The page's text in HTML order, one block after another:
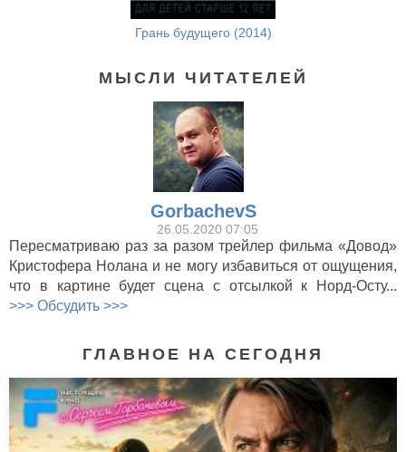
Грань будущего (2014)
МЫСЛИ ЧИТАТЕЛЕЙ
GorbachevS
26.05.2020 07:05
Пересматриваю раз за разом трейлер фильма «Довод»
Кристофера Нолана и не могу избавиться от ощущения,
что в картине будет сцена с отсылкой к Норд-Осту...
>>> Обсудить >>>
ГЛАВНОЕ НА СЕГОДНЯ